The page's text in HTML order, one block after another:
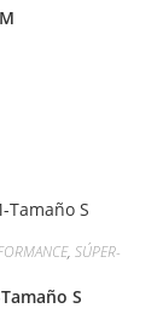
pueden
, SÚPER-
S